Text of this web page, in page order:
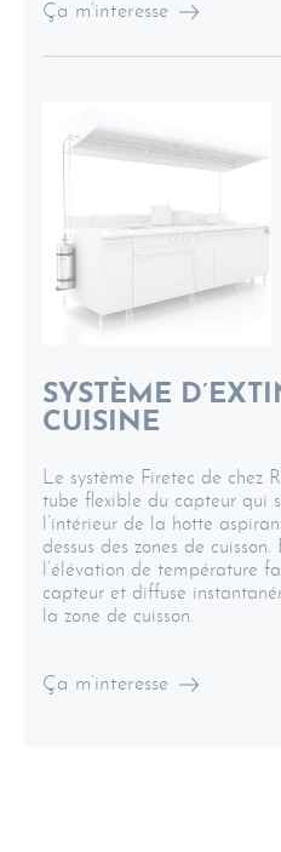
Ça m’interesse
SYSTÈME
CUISINE
Le système Firetec de chez
tube flexible du capteur qui
l’intérieur de la hotte
dessus des zones de
l’élévation de température
capteur et diffuse
la zone de cuisson.
Ça m’interesse